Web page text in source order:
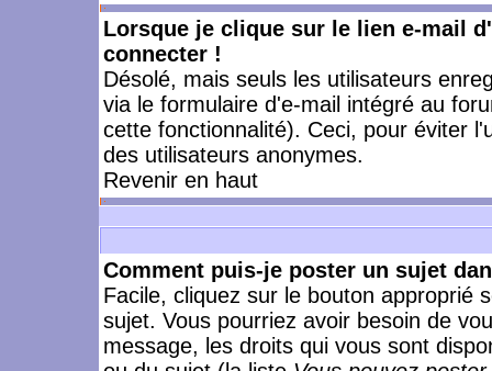
Lorsque je clique sur le lien e-mail
connecter !
Désolé, mais seuls les utilisateurs
via le formulaire d'e-mail intégré au
cette fonctionnalité). Ceci, pour éviter
des utilisateurs anonymes.
Revenir en haut
Comment puis-je poster un sujet
Facile, cliquez sur le bouton approprié
sujet. Vous pourriez avoir besoin de
message, les droits qui vous sont